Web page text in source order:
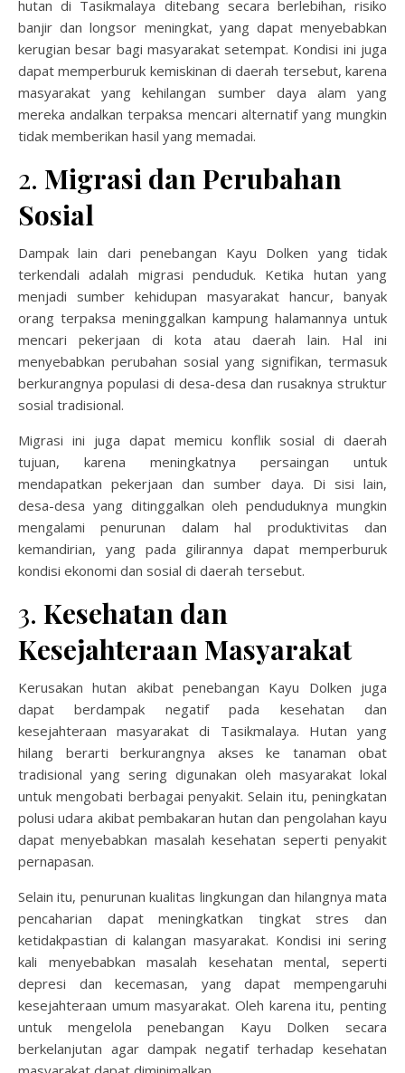
hutan di Tasikmalaya ditebang secara berlebihan, risiko
banjir dan longsor meningkat, yang dapat menyebabkan
kerugian besar bagi masyarakat setempat. Kondisi ini juga
dapat memperburuk kemiskinan di daerah tersebut, karena
masyarakat yang kehilangan sumber daya alam yang
mereka andalkan terpaksa mencari alternatif yang mungkin
tidak memberikan hasil yang memadai.
2. Migrasi dan Perubahan
Sosial
Dampak lain dari penebangan Kayu Dolken yang tidak
terkendali adalah migrasi penduduk. Ketika hutan yang
menjadi sumber kehidupan masyarakat hancur, banyak
orang terpaksa meninggalkan kampung halamannya untuk
mencari pekerjaan di kota atau daerah lain. Hal ini
menyebabkan perubahan sosial yang signifikan, termasuk
berkurangnya populasi di desa-desa dan rusaknya struktur
sosial tradisional.
Migrasi ini juga dapat memicu konflik sosial di daerah
tujuan, karena meningkatnya persaingan untuk
mendapatkan pekerjaan dan sumber daya. Di sisi lain,
desa-desa yang ditinggalkan oleh penduduknya mungkin
mengalami penurunan dalam hal produktivitas dan
kemandirian, yang pada gilirannya dapat memperburuk
kondisi ekonomi dan sosial di daerah tersebut.
3. Kesehatan dan
Kesejahteraan Masyarakat
Kerusakan hutan akibat penebangan Kayu Dolken juga
dapat berdampak negatif pada kesehatan dan
kesejahteraan masyarakat di Tasikmalaya. Hutan yang
hilang berarti berkurangnya akses ke tanaman obat
tradisional yang sering digunakan oleh masyarakat lokal
untuk mengobati berbagai penyakit. Selain itu, peningkatan
polusi udara akibat pembakaran hutan dan pengolahan kayu
dapat menyebabkan masalah kesehatan seperti penyakit
pernapasan.
Selain itu, penurunan kualitas lingkungan dan hilangnya mata
pencaharian dapat meningkatkan tingkat stres dan
ketidakpastian di kalangan masyarakat. Kondisi ini sering
kali menyebabkan masalah kesehatan mental, seperti
depresi dan kecemasan, yang dapat mempengaruhi
kesejahteraan umum masyarakat. Oleh karena itu, penting
untuk mengelola penebangan Kayu Dolken secara
berkelanjutan agar dampak negatif terhadap kesehatan